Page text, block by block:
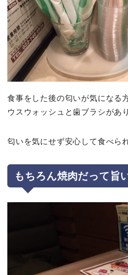
食事をした後の匂いが気になる
ウスウォッシュと歯ブラシがあ
匂いを気にせず安心して食べら
もちろん焼肉だって旨